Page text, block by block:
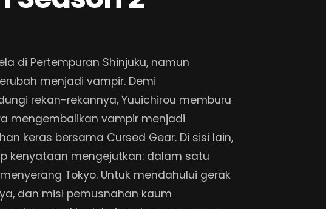
di Pertempuran Shinjuku, namun
menjadi vampir. Demi
rekan-rekannya, Yuuichirou memburu
mengembalikan vampir menjadi
keras bersama Cursed Gear. Di sisi lain,
kenyataan mengejutkan: dalam satu
Tokyo. Untuk mendahului gerak
dan misi pemusnahan kaum